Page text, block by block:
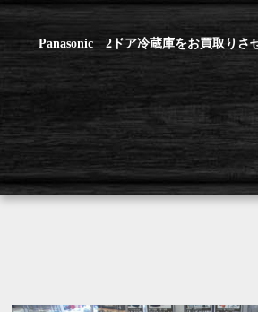
Panasonic 2ドア冷蔵庫をお買取りさ